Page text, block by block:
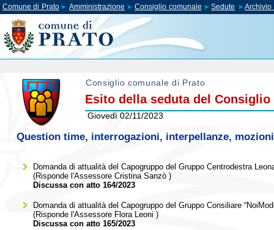
Comune di Prato Amministrazione Consiglio comunale Sedute Archivio
Consiglio comunale di Prato
Esito della seduta del Consiglio
Giovedì 02/11/2023
Question time, interrogazioni, interpellanze,
Domanda di attualità del Capogruppo del Gruppo Centrodestra
(Risponde l'AssessoreCristina Sanzò )
Discussa con atto 164/2023
Domanda di attualità del Capogruppo del Gruppo Consiliare
(Risponde l'Assessore Flora Leoni )
Discussa con atto 165/2023